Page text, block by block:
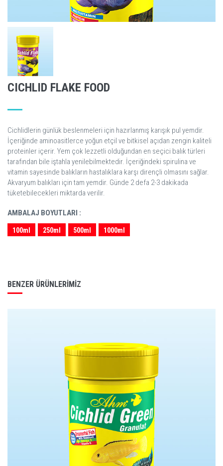
CICHLID FLAKE FOOD
Cichlidlerin günlük beslenmeleri için hazırlanmış karışık pul yemdir.
İçeriğinde aminoasitlerce yoğun etçil ve bitkisel açıdan zengin kaliteli
proteinler içerir. Yem çok lezzetli olduğundan en seçici balık türleri
tarafından bile iştahla yenilebilmektedir. İçeriğindeki spirulina ve
vitamin sayesinde balıkların hastalıklara karşı dirençli olmasını sağlar.
Akvaryum balıkları için tam yemdir. Günde 2 defa 2-3 dakikada
tüketebilecekleri miktarda verilir.
AMBALAJ BOYUTLARI :
100ml 250ml 500ml 1000ml
BENZER ÜRÜNLERIMIZ